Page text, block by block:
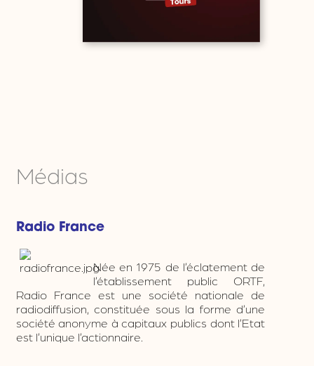
Médias
Radio France
Née en 1975 de l’éclatement de
l’établissement public ORTF,
Radio France est une société nationale de
radiodiffusion, constituée sous la forme d’une
société anonyme à capitaux publics dont l’Etat
est l’unique l’actionnaire.